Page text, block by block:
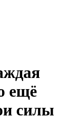
ещё
силы